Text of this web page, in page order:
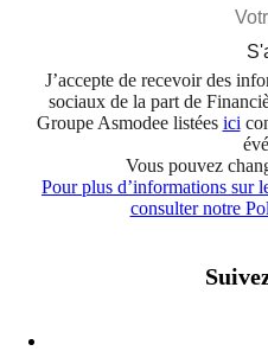
J’accepte de recevoir des
sociaux de la part de
Groupe Asmodee listées ici
Vous pouvez
Pour plus d’informations sur
consulter notre